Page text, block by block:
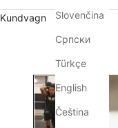
Slovenčina
Српски
Türkçe
English
Čeština
Kundvagn